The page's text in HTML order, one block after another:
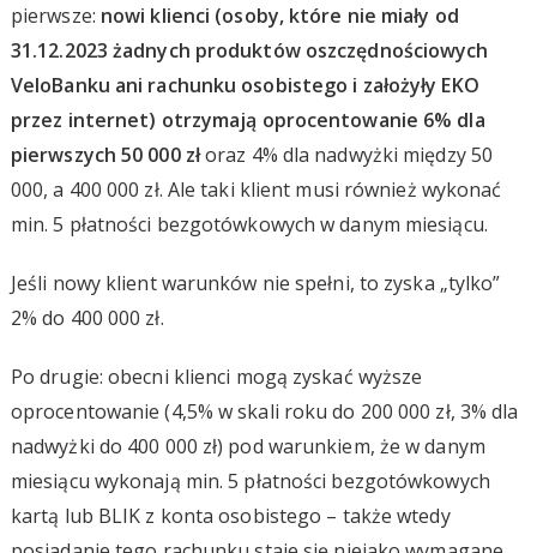
pierwsze: nowi klienci (osoby, które nie miały od
31.12.2023 żadnych produktów oszczędnościowych
VeloBanku ani rachunku osobistego i założyły EKO
przez internet) otrzymają oprocentowanie 6% dla
pierwszych 50 000 złoraz 4% dla nadwyżki między 50
000, a 400 000 zł. Ale taki klient musi również wykonać
min. 5 płatności bezgotówkowych w danym miesiącu.
Jeśli nowy klient warunków nie spełni, to zyska „tylko”
2% do 400 000 zł.
Po drugie: obecni klienci mogą zyskać wyższe
oprocentowanie (4,5% w skali roku do 200 000 zł, 3% dla
nadwyżki do 400 000 zł) pod warunkiem, że w danym
miesiącu wykonają min. 5 płatności bezgotówkowych
kartą lub BLIK z konta osobistego – także wtedy